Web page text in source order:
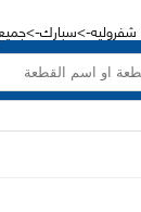
شفروليه->سبارك->جميع